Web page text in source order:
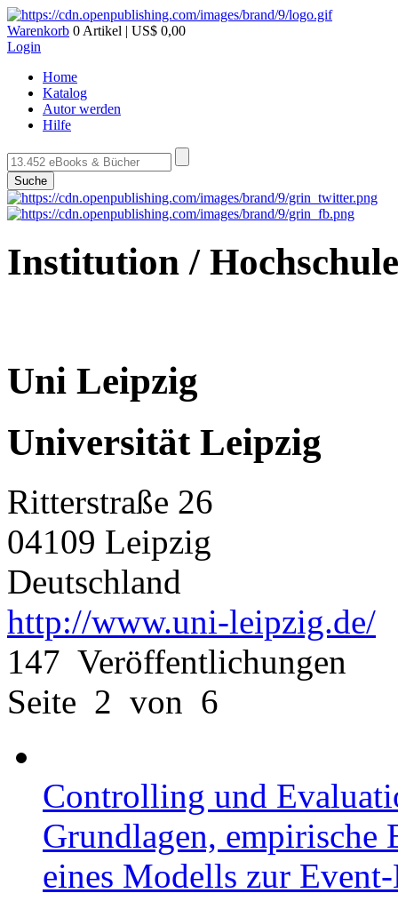
Warenkorb 0 Artikel | US$ 0,00
Login
Home
Katalog
Autor werden
Hilfe
Suche
Institution / Hochschule
Uni Leipzig
Universität Leipzig
Ritterstraße 26
04109 Leipzig
Deutschland
http://www.uni-leipzig.de/
147 Veröffentlichungen
Seite 2 von 6
Controlling und
Grundlagen,
eines Modells zur